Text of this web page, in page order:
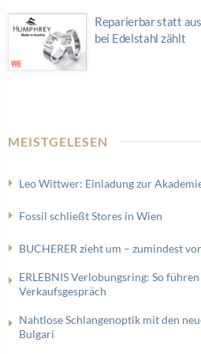
Reparierbar statt
bei Edelstahl zählt
MEISTGELESEN
Leo Wittwer: Einladung zur
Fossil schließt Stores in Wien
BUCHERER zieht um – zumindest
ERLEBNIS Verlobungsring: So
Verkaufsgespräch
Nahtlose Schlangenoptik mit den
Bulgari